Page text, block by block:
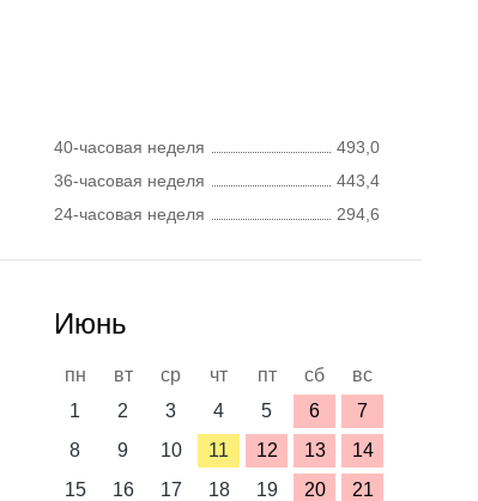
40-часовая неделя
493,0
36-часовая неделя
443,4
24-часовая неделя
294,6
Июнь
пн вт ср чт пт сб
вс
1
2 3 4 5 6
7
8
9 10 11 12 13
14
15
16 17 18 19 20
21